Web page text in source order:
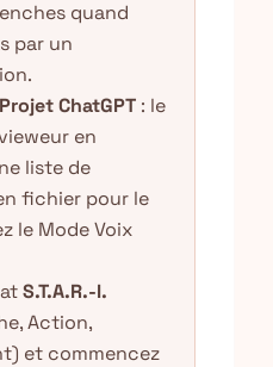
quand
par un
Projet ChatGPT : le
en
liste de
fichier pour le
le Mode Voix
S.T.A.R.-I.
Action,
et commencez